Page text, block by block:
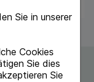
Sie in unserer
Cookies
Sie dies
Sie